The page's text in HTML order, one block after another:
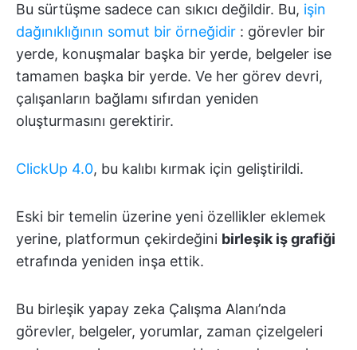
Bu sürtüşme sadece can sıkıcı değildir. Bu, işin
dağınıklığının somut bir örneğidir : görevler bir
yerde, konuşmalar başka bir yerde, belgeler ise
tamamen başka bir yerde. Ve her görev devri,
çalışanların bağlamı sıfırdan yeniden
oluşturmasını gerektirir.
ClickUp 4.0, bu kalıbı kırmak için geliştirildi.
Eski bir temelin üzerine yeni özellikler eklemek
yerine, platformun çekirdeğini birleşik iş grafiği
etrafında yeniden inşa ettik.
Bu birleşik yapay zeka Çalışma Alanı’nda
görevler, belgeler, yorumlar, zaman çizelgeleri